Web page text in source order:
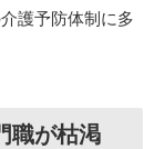
護予防体制に多
職が枯渇